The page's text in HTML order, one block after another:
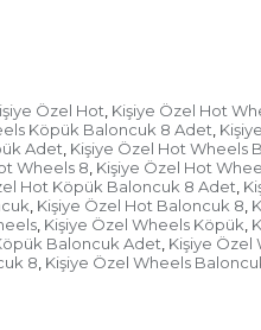
Özel Hot, Kişiye Özel Hot
Köpük Baloncuk 8 Adet,
Adet, Kişiye Özel Hot Wheels
Wheels 8, Kişiye Özel Hot
Hot Köpük Baloncuk 8 Adet,
, Kişiye Özel Hot Baloncuk 8,
, Kişiye Özel Wheels Köpük,
Baloncuk Adet, Kişiye Özel
8, Kişiye Özel Wheels